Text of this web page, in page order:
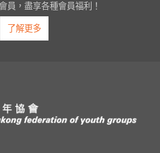
員，盡享各種會員福利！
了解更多